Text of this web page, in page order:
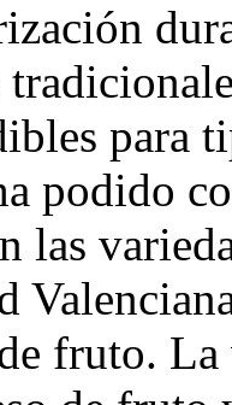
para
podido
las
fruto.